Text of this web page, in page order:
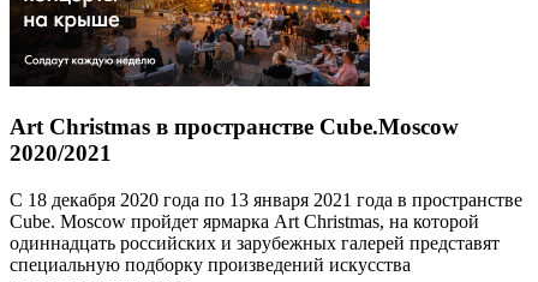
Art Christmas в пространстве Cube.Moscow
2020/2021
С 18 декабря 2020 года по 13 января 2021 года в пространстве
Cube. Moscow пройдет ярмарка Art Christmas, на которой
одиннадцать российских и зарубежных галерей представят
специальную подборку произведений искусства